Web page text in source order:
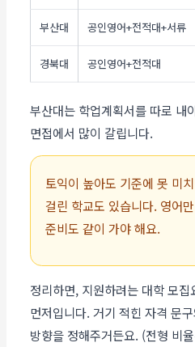
부산대 공인영어+전적대+서류
경북대 공인영어+전적대
부산대는 학업계획서를 따로 내
면접에서 많이 갈립니다.
토익이 높아도 기준에 못 미
걸린 학교도 있습니다. 영어
준비도 같이 가야 해요.
정리하면, 지원하려는 대학 모집
먼저입니다. 거기 적힌 자격 문
방향을 정해주거든요. (전형 비